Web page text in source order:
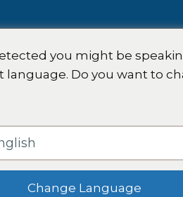
뉴
you might be
language. Do you want to
Change Language